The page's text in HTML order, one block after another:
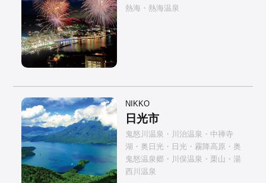
熱海・熱海温泉
NIKKO
日光市
鬼怒川温泉・川治温泉・中禅寺
湖・奥日光・日光・霧降高原・奥
鬼怒温泉郷・川俣温泉・栗山・湯
西川温泉